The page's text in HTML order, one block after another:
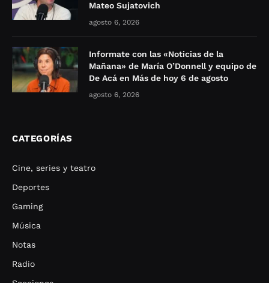
Mateo Sujatovich
agosto 6, 2026
Informate con las «Noticias de la
Mañana» de María O’Donnell y equipo de
De Acá en Más de hoy 6 de agosto
agosto 6, 2026
CATEGORÍAS
Cine, series y teatro
Deportes
Gaming
Música
Notas
Radio